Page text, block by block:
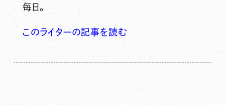
毎日。
このライターの記事を読む